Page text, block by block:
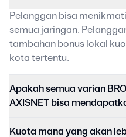
Pelanggan bisa
semua jaringan.
tambahan bonus lokal
kota tertentu.
Apakah semua varian
AXISNET bisa
Kuota mana yang akan